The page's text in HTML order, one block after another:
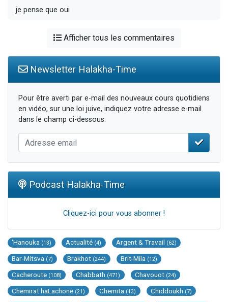
je pense que oui
Afficher tous les commentaires
Newsletter Halakha-Time
Pour être averti par e-mail des nouveaux cours quotidiens
en vidéo, sur une loi juive, indiquez votre adresse e-mail
dans le champ ci-dessous.
Podcast Halakha-Time
Cliquez-ici pour vous abonner !
'Hanouka (13) Actualité (4) Argent & Travail (62)
Bar-Mitsva (7) Brakhot (244) Brit-Mila (12)
Cacheroute (108) Chabbath (471) Chavouot (24)
Chemirat haLachone (21) Chemita (13) Chiddoukh (7)